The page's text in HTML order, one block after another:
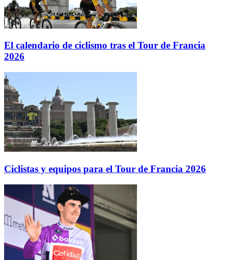
El calendario de ciclismo tras el Tour de Francia
2026
Ciclistas y equipos para el Tour de Francia 2026